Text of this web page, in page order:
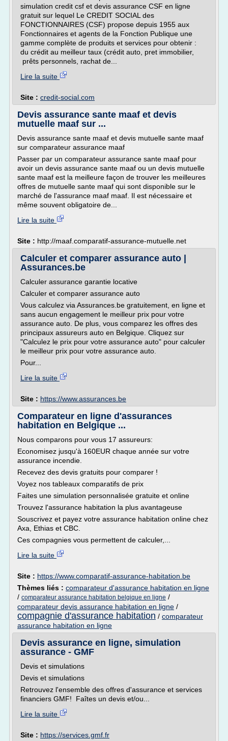
simulation credit csf et devis assurance CSF en ligne
gratuit sur lequel Le CREDIT SOCIAL des
FONCTIONNAIRES (CSF) propose depuis 1955 aux
Fonctionnaires et agents de la Fonction Publique une
gamme complète de produits et services pour obtenir :
du crédit au meilleur taux (crédit auto, pret immobilier,
prêts personnels, rachat de...
Lire la suite
Site : credit-social.com
Devis assurance sante maaf et devis
mutuelle maaf sur ...
Devis assurance sante maaf et devis mutuelle sante maaf
sur comparateur assurance maaf
Passer par un comparateur assurance sante maaf pour
avoir un devis assurance sante maaf ou un devis mutuelle
sante maaf est la meilleure façon de trouver les meilleures
offres de mutuelle sante maaf qui sont disponible sur le
marché de l'assurance maaf maaf. Il est nécessaire et
même souvent obligatoire de...
Lire la suite
Site : http://maaf.comparatif-assurance-mutuelle.net
Calculer et comparer assurance auto |
Assurances.be
Calculer assurance garantie locative
Calculer et comparer assurance auto
Vous calculez via Assurances.be gratuitement, en ligne et
sans aucun engagement le meilleur prix pour votre
assurance auto. De plus, vous comparez les offres des
principaux assureurs auto en Belgique. Cliquez sur
"Calculez le prix pour votre assurance auto" pour calculer
le meilleur prix pour votre assurance auto.
Pour...
Lire la suite
Site : https://www.assurances.be
Comparateur en ligne d'assurances
habitation en Belgique ...
Nous comparons pour vous 17 assureurs:
Economisez jusqu'à 160EUR chaque année sur votre
assurance incendie.
Recevez des devis gratuits pour comparer !
Voyez nos tableaux comparatifs de prix
Faites une simulation personnalisée gratuite et online
Trouvez l'assurance habitation la plus avantageuse
Souscrivez et payez votre assurance habitation online chez
Axa, Ethias et CBC.
Ces compagnies vous permettent de calculer,...
Lire la suite
Site : https://www.comparatif-assurance-habitation.be
Thèmes liés : comparateur d'assurance habitation en ligne
/ comparateur assurance habitation belgique en ligne /
comparateur devis assurance habitation en ligne /
compagnie d'assurance habitation / comparateur
assurance habitation en ligne
Devis assurance en ligne, simulation
assurance - GMF
Devis et simulations
Devis et simulations
Retrouvez l'ensemble des offres d'assurance et services
financiers GMF! Faîtes un devis et/ou...
Lire la suite
Site : https://services.gmf.fr